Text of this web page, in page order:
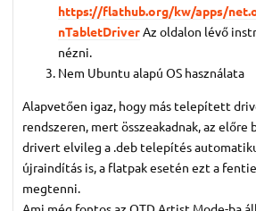
https://flathub.org/kw/apps/
nTabletDriverAz oldalon lévő
nézni.
Nem Ubuntu alapú OS használata
Alapvetően igaz, hogy más telepített
rendszeren, mert összeakadnak, az
drivert elvileg a .deb telepítés
újraindítás is, a flatpak esetén ezt a
megtenni.